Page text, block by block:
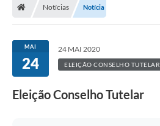
Notícias Notícia
MAI
24
24 MAI 2020
ELEIÇÃO CONSELHO TUTELAR
Eleição Conselho Tutelar